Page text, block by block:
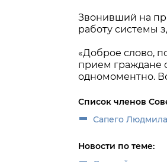
Звонивший на
работу системы
«Доброе слово,
прием граждане
одномоментно.
Список членов
Сапего
Новости по теме: